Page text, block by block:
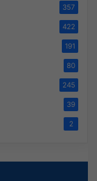
357
422
191
80
245
39
2